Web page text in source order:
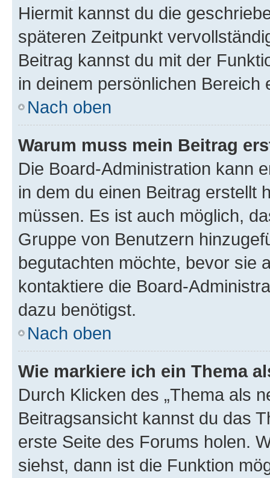
Hiermit kannst du die
späteren Zeitpunkt
Beitrag kannst du mit der
in deinem persönlichen Bereich
Nach oben
Warum muss mein Beitrag
Die Board-Administration kann
in dem du einen Beitrag erstellt
müssen. Es ist auch möglich,
Gruppe von Benutzern
begutachten möchte, bevor sie
kontaktiere die Board-
dazu benötigst.
Nach oben
Wie markiere ich ein Thema
Durch Klicken des „Thema als
Beitragsansicht kannst du das
erste Seite des Forums holen.
siehst, dann ist die Funktion